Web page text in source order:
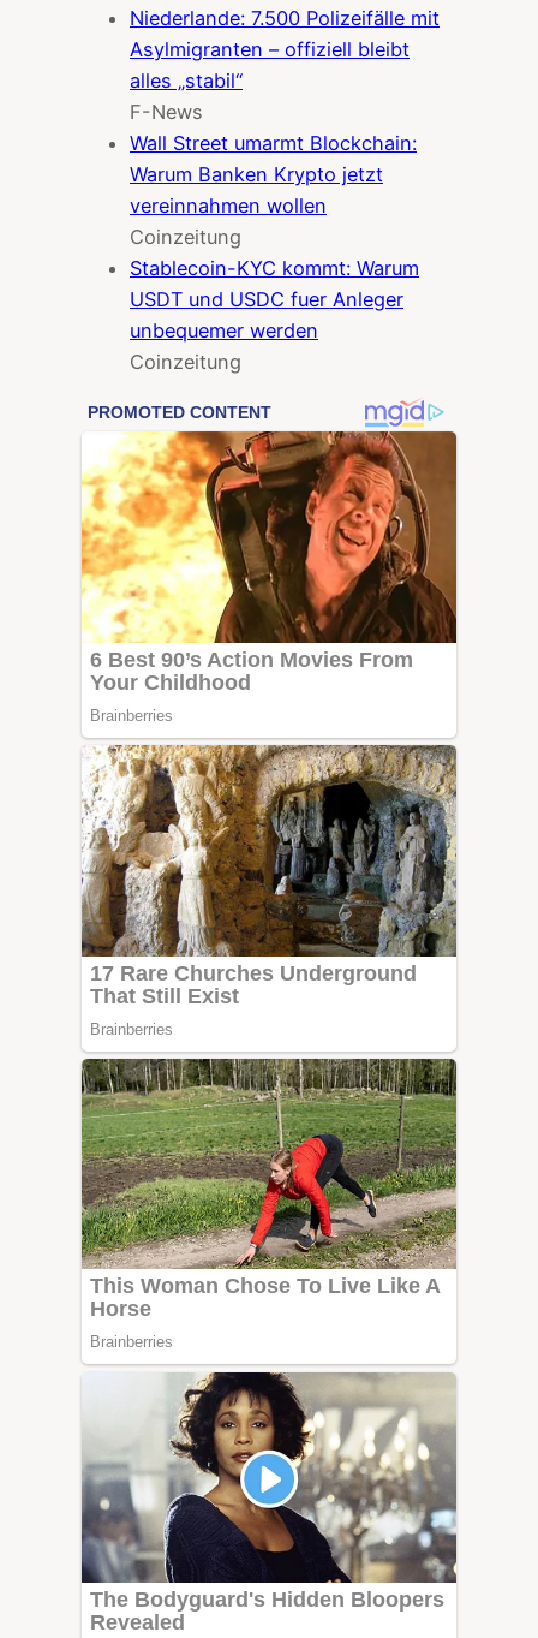
Niederlande: 7.500 Polizeifälle mit
Asylmigranten – offiziell bleibt
alles „stabil“
F-News
Wall Street umarmt Blockchain:
Warum Banken Krypto jetzt
vereinnahmen wollen
Coinzeitung
Stablecoin-KYC kommt: Warum
USDT und USDC fuer Anleger
unbequemer werden
Coinzeitung